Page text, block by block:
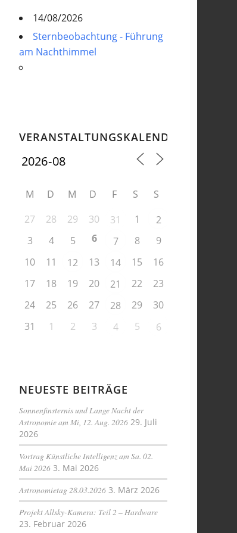
14/08/2026
Sternbeobachtung - Führung
am Nachthimmel
VERANSTALTUNGSKALENDER
M D M D F S
S
27
28 29 30 31 1
2
3
4 5 6 7 8
9
10
11 12 13 14 15
16
17
18 19 20 21 22
23
24
25 26 27 28 29
30
31
1 2 3 4 5 6
NEUESTE BEITRÄGE
Sonnenfinsternis und Lange Nacht der
Astronomie am Mi, 12. Aug. 2026 29. Juli
2026
Vortrag Künstliche Intelligenz am Sa. 02.
Mai 2026 3. Mai 2026
Astronomietag 28.03.2026 3. März 2026
Projekt Allsky-Kamera: Teil 2 – Hardware
23. Februar 2026